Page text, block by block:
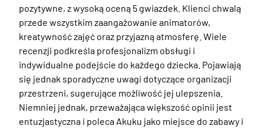
pozytywne, z wysoką oceną 5 gwiazdek. Klienci chwalą
przede wszystkim zaangażowanie animatorów,
kreatywność zajęć oraz przyjazną atmosferę. Wiele
recenzji podkreśla profesjonalizm obsługi i
indywidualne podejście do każdego dziecka. Pojawiają
się jednak sporadyczne uwagi dotyczące organizacji
przestrzeni, sugerujące możliwość jej ulepszenia.
Niemniej jednak, przeważająca większość opinii jest
entuzjastyczna i poleca Akuku jako miejsce do zabawy i